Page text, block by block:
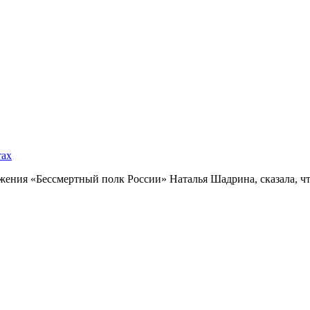
«Бессмертный полк России» Наталья Шадрина, сказала,